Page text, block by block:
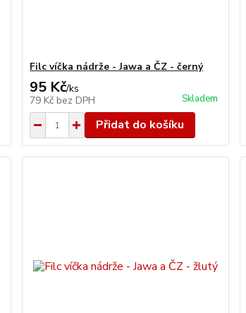
Filc víčka nádrže - Jawa a ČZ - černý
95 Kč/ks
79 Kč bez DPH Skladem
Přidat do košíku